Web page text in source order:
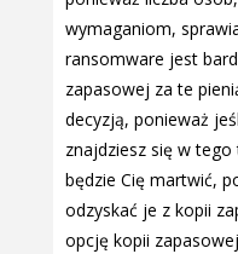
wymaganiom,
ransomware jest
zapasowej za te
decyzją, ponieważ
znajdziesz się w
będzie Cię martwić,
odzyskać je z kopii
opcję kopii